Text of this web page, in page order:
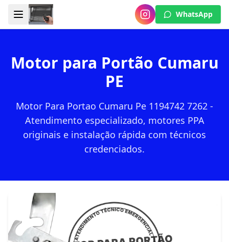
WhatsApp
Motor para Portão Cumaru
PE
Motor Para Portao Cumaru Pe 1194742 7262 -
Atendimento especializado, motores PPA
originais e instalação rápida com técnicos
credenciados.